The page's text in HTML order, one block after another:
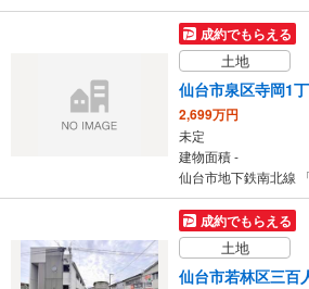
成約でもらえる
土地
仙台市泉区寺岡1
2,699万円
未定
建物面積 -
成約でもらえる
土地
仙台市若林区三百